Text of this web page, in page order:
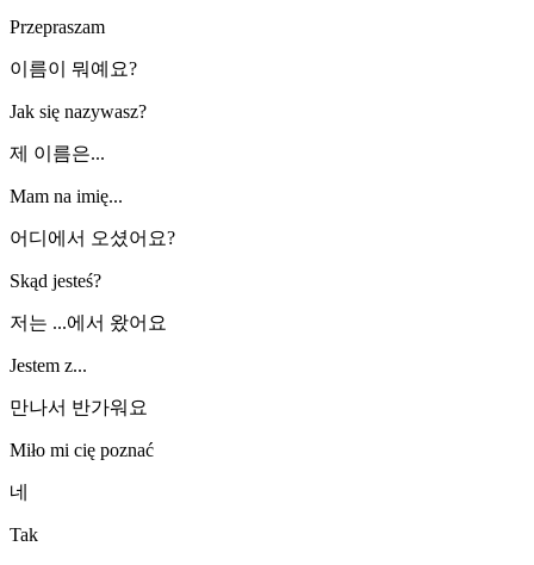
Przepraszam
이름이 뭐예요?
Jak się nazywasz?
제 이름은...
Mam na imię...
어디에서 오셨어요?
Skąd jesteś?
저는 ...에서 왔어요
Jestem z...
만나서 반가워요
Miło mi cię poznać
네
Tak